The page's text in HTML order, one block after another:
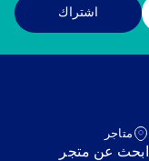
اشتراك
متاجر
ابحث عن متجر